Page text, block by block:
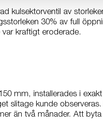
kulsektorventil av
30% av full
kraftigt eroderade.
mm, installerades i
slitage kunde
än två månader. Att